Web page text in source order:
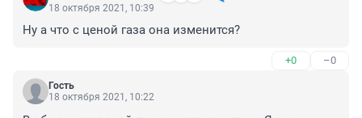
18 октября 2021, 10:39
Ну а что с ценой газа она изменится?
+0 –0
Гость
18 октября 2021, 10:22